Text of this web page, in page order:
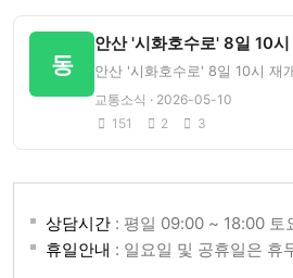
동
안산 '시화호수로' 8일 10
안산 '시화호수로' 8일 10시 재
교통소식 · 2026-05-10
151
2 3
상담시간 : 평일 09:00 ~ 18:00
휴일안내 : 일요일 및 공휴일은 휴